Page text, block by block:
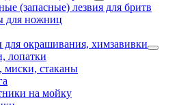
(запасные) лезвия для бритв
для ножниц
для окрашивания, химзавивки
лопатки
миски, стаканы
на мойку